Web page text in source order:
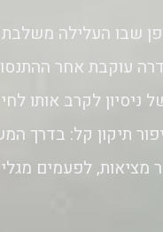
שבו העלילה משלבת
עוקבת אחר
ניסיון לקרב אותו
תיקון קל: בדרך
לפעמים